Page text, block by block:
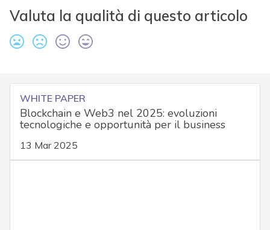
Valuta la qualità di questo articolo
WHITE PAPER
Blockchain e Web3 nel 2025: evoluzioni
tecnologiche e opportunità per il business
13 Mar 2025